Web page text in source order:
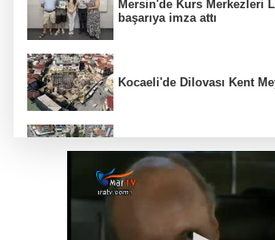
Mersin'de Kurs Merkezleri
başarıya imza attı
Kocaeli'de Dilovası Kent
Bursa Nilüfer’e 7 yeni park
İzmir Güzelbahçe
gıda denetimi